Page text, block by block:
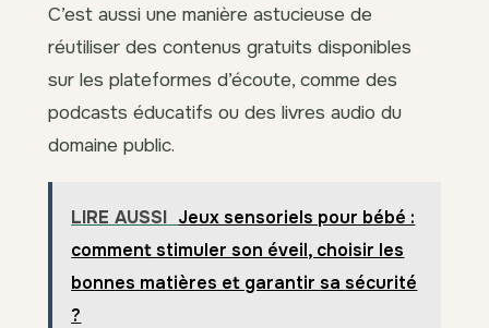
C’est aussi une manière astucieuse de
réutiliser des contenus gratuits disponibles
sur les plateformes d’écoute, comme des
podcasts éducatifs ou des livres audio du
domaine public.
LIRE AUSSI Jeux sensoriels pour bébé :
comment stimuler son éveil, choisir les
bonnes matières et garantir sa sécurité
?